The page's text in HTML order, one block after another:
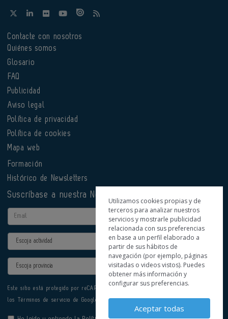
Contacte con nosotros
Quiénes somos
Glosario
FAQ
Publicidad
Aviso legal
Política de privacidad
Política de cookies
Mapa web
Formación
Histórico de Newsletters
Suscríbase a nuestra Newsletter
Email
Actividad
Provincia
Este sitio está protegido por reCAPTCHA y se aplican la
los Términos de servicio de Google.
Utilizamos cookies propias y de
terceros para analizar nuestros
servicios y mostrarle publicidad
relacionada con sus preferencias
en base a un perfil elaborado a
partir de sus hábitos de
navegación (por ejemplo, páginas
visitadas o videos vistos). Puedes
obtener más información y
configurar sus preferencias.
Aceptar todas